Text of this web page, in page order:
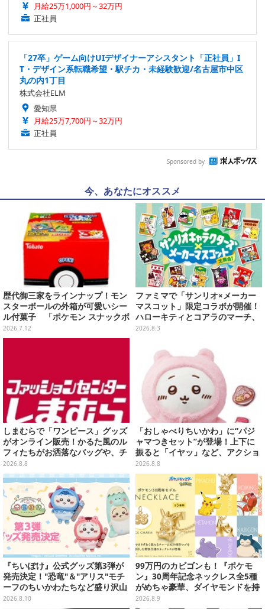
月給25万1,000円～32万円
正社員
「27卒」ゲーム向けUIデザイナーアシスタント「正社員」I
T・デザイン系転職希望・駅チカ・未経験歓迎/名古屋市中区
丸の内1丁目
株式会社ELM
愛知県
月給25万7,700円～32万円
正社員
Sponsored by
今、あなたにオススメ
歴代御三家をラインナップ！モン
スターボールの外箱が可愛いシー
ル付菓子 「ポケモン スナックボ
ックス」が7月13日発売
2026.7.12
ファミマで「サンリオ×メーカー
マスコット」限定コラボが開催！
ハローキティとコアラのマーチ、
ハンギョドンと出前坊やなど全26
2026.8.3
しまむらで「ワンピース」グッズ
がオンライン販売！かるた風のル
フィたちがお洒落なバッグや、チ
ョッパーが可愛いサンダルも
2026.8.8
「おしゃべりちいかわ」に“パジ
ャマつきセット”が登場！上下に
振ると「イヤッ」など、アクショ
ンに応じて喋ってくれる
2026.8.8
『ちいぽけ』公式グッズ第3弾が
発売決定！"恐竜"＆"アリス"モチ
ーフのちいかわたちなど盛り沢山
ーポップアップストアを全国5箇
2026.8.10
99万円のカビゴンも！『ポケモ
ン』30周年記念ネックレス全5種
がめちゃ豪華、ダイヤモンドを持
ったピカチュウやコイキング
2026.8.9